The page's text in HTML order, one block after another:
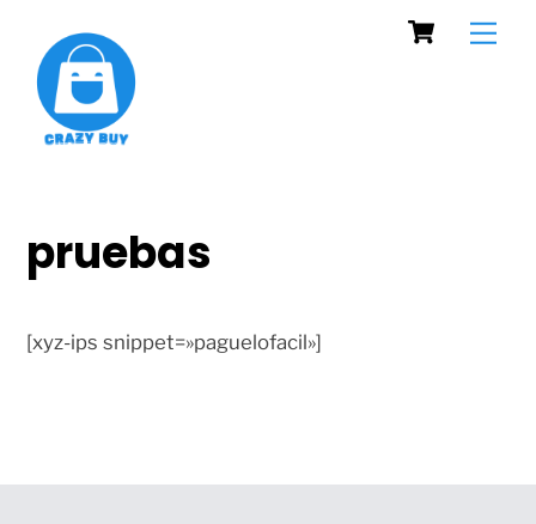
content
Cart
pruebas
[xyz-ips snippet=»paguelofacil»]